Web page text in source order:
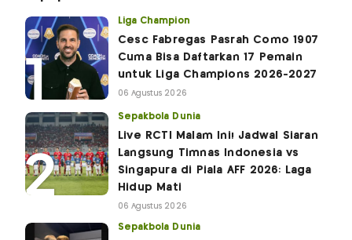
Liga Champion
Cesc Fabregas Pasrah Como 1907
Cuma Bisa Daftarkan 17 Pemain
untuk Liga Champions 2026-2027
06 Agustus 2026
Sepakbola Dunia
Live RCTI Malam Ini! Jadwal Siaran
Langsung Timnas Indonesia vs
Singapura di Piala AFF 2026: Laga
Hidup Mati
06 Agustus 2026
Sepakbola Dunia